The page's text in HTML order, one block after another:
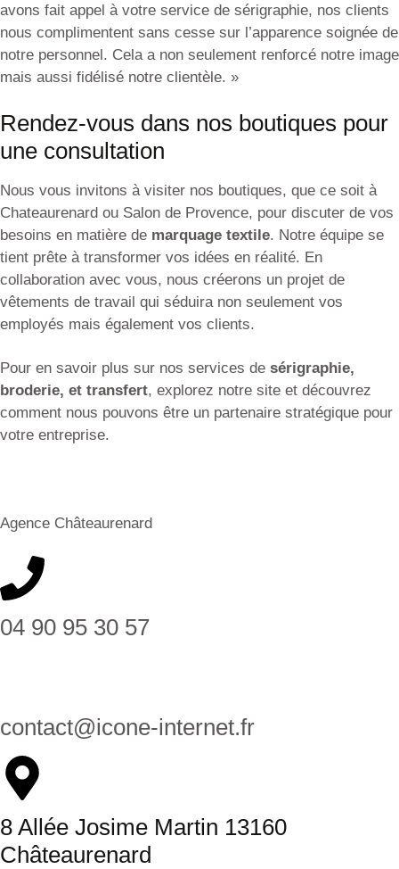
avons fait appel à votre service de sérigraphie, nos clients
nous complimentent sans cesse sur l’apparence soignée de
notre personnel. Cela a non seulement renforcé notre image
mais aussi fidélisé notre clientèle. »
Rendez-vous dans nos boutiques pour
une consultation
Nous vous invitons à visiter nos boutiques, que ce soit à
Chateaurenard ou Salon de Provence, pour discuter de vos
besoins en matière de marquage textile. Notre équipe se
tient prête à transformer vos idées en réalité. En
collaboration avec vous, nous créerons un projet de
vêtements de travail qui séduira non seulement vos
employés mais également vos clients.
Pour en savoir plus sur nos services de sérigraphie,
broderie, et transfert, explorez notre site et découvrez
comment nous pouvons être un partenaire stratégique pour
votre entreprise.
Agence Châteaurenard
04 90 95 30 57
contact@icone-internet.fr
8 Allée Josime Martin 13160
Châteaurenard